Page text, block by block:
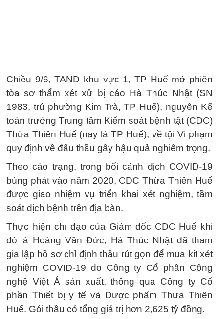
Chiều 9/6, TAND khu vực 1, TP Huế mở phiên
tòa sơ thẩm xét xử bị cáo Hà Thúc Nhật (SN
1983, trú phường Kim Trà, TP Huế), nguyên Kế
toán trưởng Trung tâm Kiểm soát bệnh tật (CDC)
Thừa Thiên Huế (nay là TP Huế), về tội Vi phạm
quy định về đấu thầu gây hậu quả nghiêm trọng.
Theo cáo trạng, trong bối cảnh dịch COVID-19
bùng phát vào năm 2020, CDC Thừa Thiên Huế
được giao nhiệm vụ triển khai xét nghiệm, tầm
soát dịch bệnh trên địa bàn.
Thực hiện chỉ đạo của Giám đốc CDC Huế khi
đó là Hoàng Văn Đức, Hà Thúc Nhật đã tham
gia lập hồ sơ chỉ định thầu rút gọn để mua kit xét
nghiệm COVID-19 do Công ty Cổ phần Công
nghệ Việt Á sản xuất, thông qua Công ty Cổ
phần Thiết bị y tế và Dược phẩm Thừa Thiên
Huế. Gói thầu có tổng giá trị hơn 2,625 tỷ đồng.